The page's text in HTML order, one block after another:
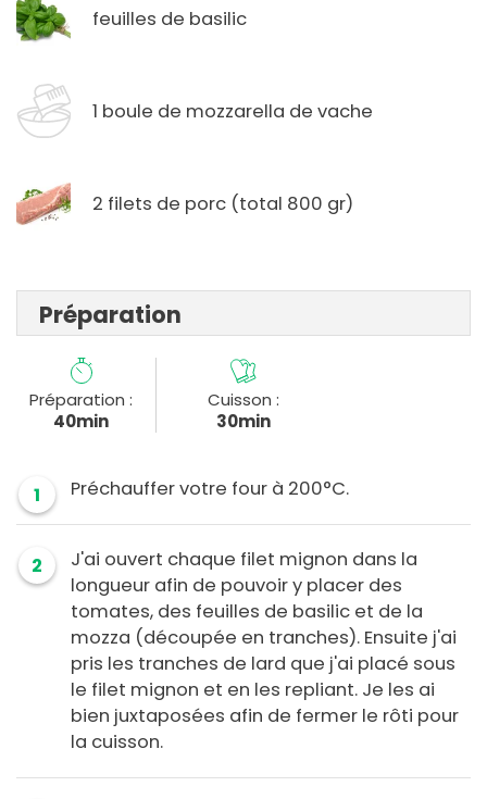
feuilles de basilic
1 boule de mozzarella de vache
2 filets de porc (total 800 gr)
Préparation
Préparation :
40min
Cuisson :
30min
1 Préchauffer votre four à 200°C.
2
J'ai ouvert chaque filet mignon dans la
longueur afin de pouvoir y placer des
tomates, des feuilles de basilic et de la
mozza (découpée en tranches). Ensuite j'ai
pris les tranches de lard que j'ai placé sous
le filet mignon et en les repliant. Je les ai
bien juxtaposées afin de fermer le rôti pour
la cuisson.